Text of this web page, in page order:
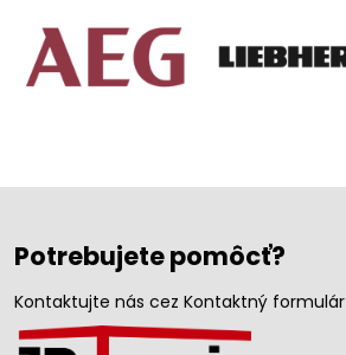
Potrebujete pomôcť?
Kontaktujte nás cez Kontaktný formulár